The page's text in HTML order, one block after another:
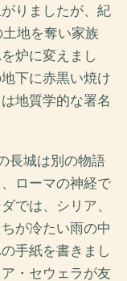
りましたが、紀
地を奪い家族
炉に変えまし
下に赤黒い焼け
地質学的な署名
長城は別の物語
ローマの神経で
では、シリア、
が冷たい雨の中
手紙を書きまし
・セウェラが友